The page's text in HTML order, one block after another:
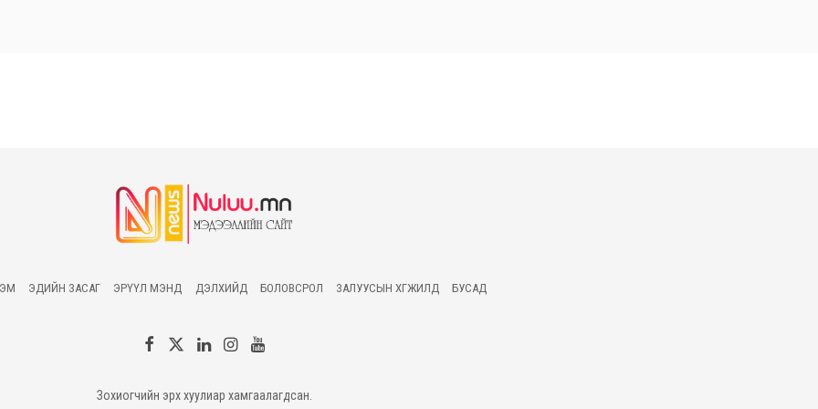
ЭДИЙН ЗАСАГ ЭРҮҮЛ МЭНД ДЭЛХИЙД БОЛОВСРОЛ ЗАЛУУСЫН ХӨГЖИЛД БУСАД
Зохиогчийн эрх хуулиар хамгаалагдсан.